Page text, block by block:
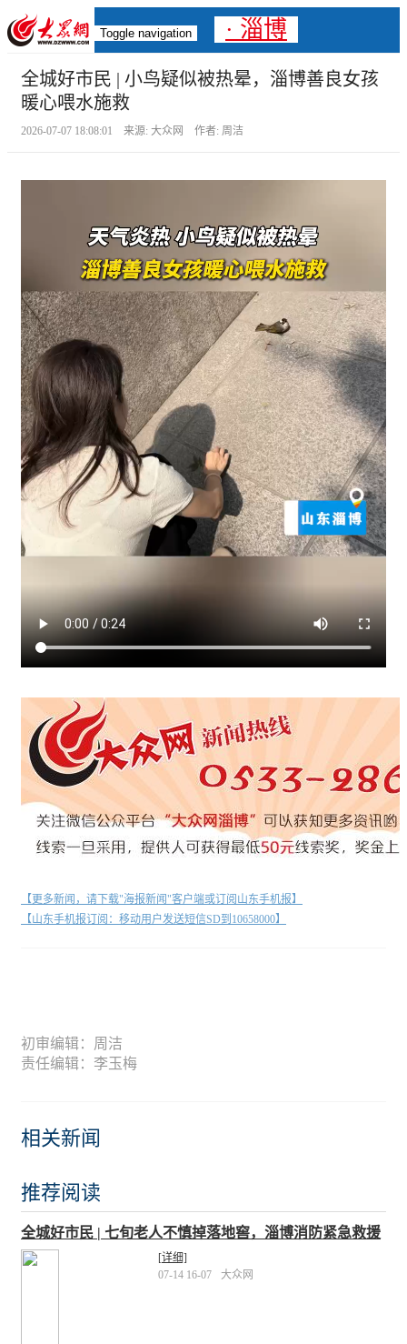
Toggle navigation · 淄博
全城好市民 | 小鸟疑似被热晕，淄博善良女孩
暖心喂水施救
2026-07-07 18:08:01 来源: 大众网 作者: 周洁
【更多新闻，请下载"海报新闻"客户端或订阅山东手机报】
【山东手机报订阅：移动用户发送短信SD到10658000】
初审编辑：周洁
责任编辑：李玉梅
相关新闻
推荐阅读
全城好市民 | 七旬老人不慎掉落地窖，淄博消防紧急救援
[详细]
07-14 16-07
大众网